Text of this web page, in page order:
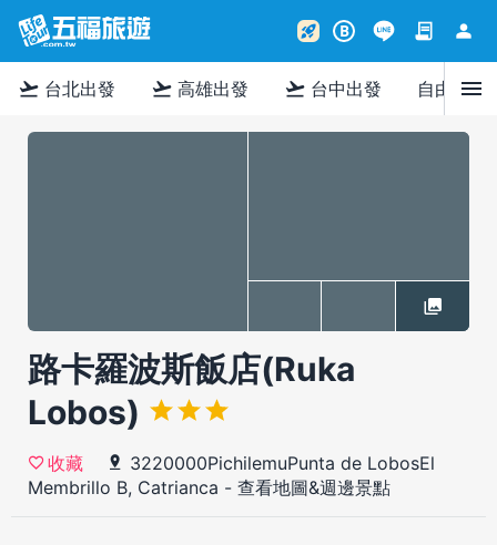
rocket_launch B contract person
flight_takeoff 台北出發 flight_takeoff 高雄出發 flight_takeoff 台中出發 自由行menu
路卡羅波斯飯店(Ruka
Lobos)
收藏
3220000PichilemuPunta de LobosEl
Membrillo B, Catrianca - 查看地圖&週邊景點